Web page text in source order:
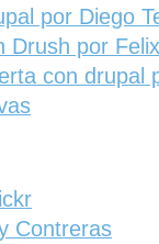
por Diego
Drush por
con drupal
Contreras